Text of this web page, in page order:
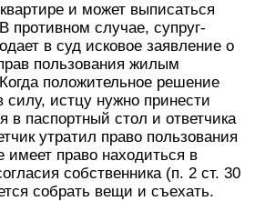
и может выписаться
противном случае, супруг-
в суд исковое заявление о
пользования жилым
положительное решение
силу, истцу нужно принести
в паспортный стол и ответчика
утратил право пользования
имеет право находиться в
собственника (п. 2 ст. 30
собрать вещи и съехать.